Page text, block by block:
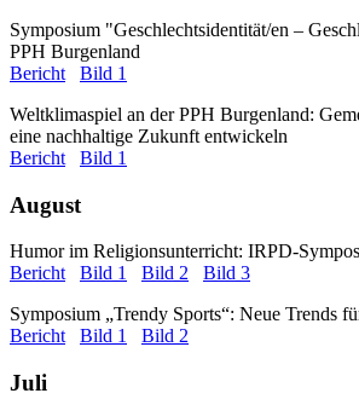
Symposium "Geschlechtsidentität/en –
PPH Burgenland
Bericht
Bild 1
Weltklimaspiel an der PPH Burgenland:
eine nachhaltige Zukunft entwickeln
Bericht
Bild 1
August
Humor im Religionsunterricht: IRPD-
Bericht
Bild 1 Bild 2
Bild 3
Symposium „Trendy Sports“: Neue Trends
Bericht
Bild 1 Bild 2
Juli